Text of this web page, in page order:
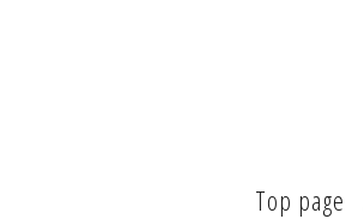
Top page